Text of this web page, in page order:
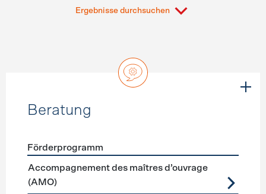
Ergebnisse durchsuchen
Beratung
Förderprogramme Beratung
Förderprogramm
Accompagnement des maîtres d’ouvrage
(AMO)